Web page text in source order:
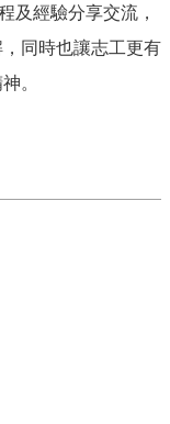
及經驗分享交流，
同時也讓志工更有
。